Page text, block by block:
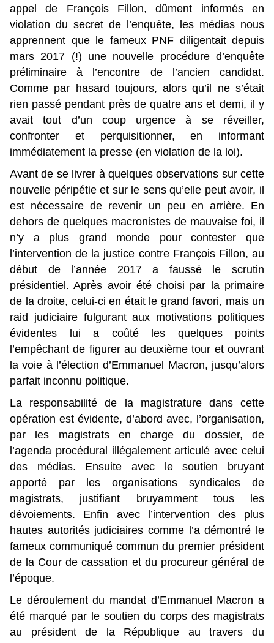
appel de François Fillon, dûment informés en
violation du secret de l’enquête,
les médias nous
apprennent que le fameux PNF diligentait depuis
mars 2017 (!) une nouvelle procédure d’enquête
préliminaire à l’encontre de l’ancien candidat.
Comme par hasard toujours, alors qu’il ne s’était
rien passé pendant près de quatre ans et demi, il y
avait tout d’un coup urgence à se réveiller,
confronter et perquisitionner, en informant
immédiatement la presse (en violation de la loi).
Avant de se livrer à quelques observations sur cette
nouvelle péripétie et sur le sens qu’elle peut avoir, il
est nécessaire de revenir un peu en arrière. En
dehors de quelques macronistes de mauvaise foi, il
n’y a plus grand monde pour contester que
l’intervention de la justice contre François Fillon, au
début de l’année 2017 a faussé le scrutin
présidentiel. Après avoir été choisi par la primaire
de la droite, celui-ci en était le grand favori, mais un
raid judiciaire fulgurant aux motivations politiques
évidentes lui a coûté les quelques points
l’empêchant de figurer au deuxième tour et ouvrant
la voie à l’élection d’Emmanuel Macron, jusqu’alors
parfait inconnu politique.
La responsabilité de la magistrature dans cette
opération est évidente, d’abord avec, l’organisation,
par les magistrats en charge du dossier, de
l’agenda procédural illégalement articulé avec celui
des médias. Ensuite avec le soutien bruyant
apporté par les organisations syndicales de
magistrats, justifiant bruyamment tous les
dévoiements. Enfin avec l’intervention des plus
hautes autorités judiciaires comme l’a démontré le
fameux communiqué commun du premier président
de la Cour de cassation et du procureur général de
l’époque.
Le déroulement du mandat d’Emmanuel Macron a
été marqué par le soutien du corps des magistrats
au président de la République au travers du